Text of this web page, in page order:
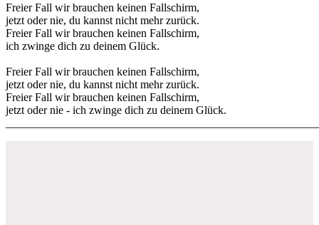
Freier Fall wir brauchen keinen Fallschirm,
jetzt oder nie, du kannst nicht mehr zurück.
Freier Fall wir brauchen keinen Fallschirm,
ich zwinge dich zu deinem Glück.
Freier Fall wir brauchen keinen Fallschirm,
jetzt oder nie, du kannst nicht mehr zurück.
Freier Fall wir brauchen keinen Fallschirm,
jetzt oder nie - ich zwinge dich zu deinem Glück.